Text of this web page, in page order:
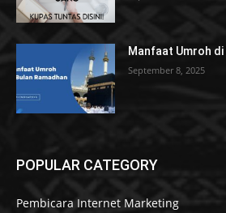
Manfaat Umroh di
September 8, 2025
POPULAR CATEGORY
Pembicara Internet Marketing